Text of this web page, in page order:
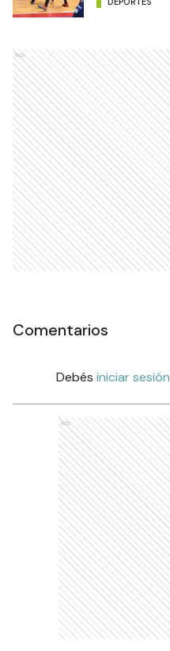
Ads
Comentarios
Debés iniciar sesión
Ads